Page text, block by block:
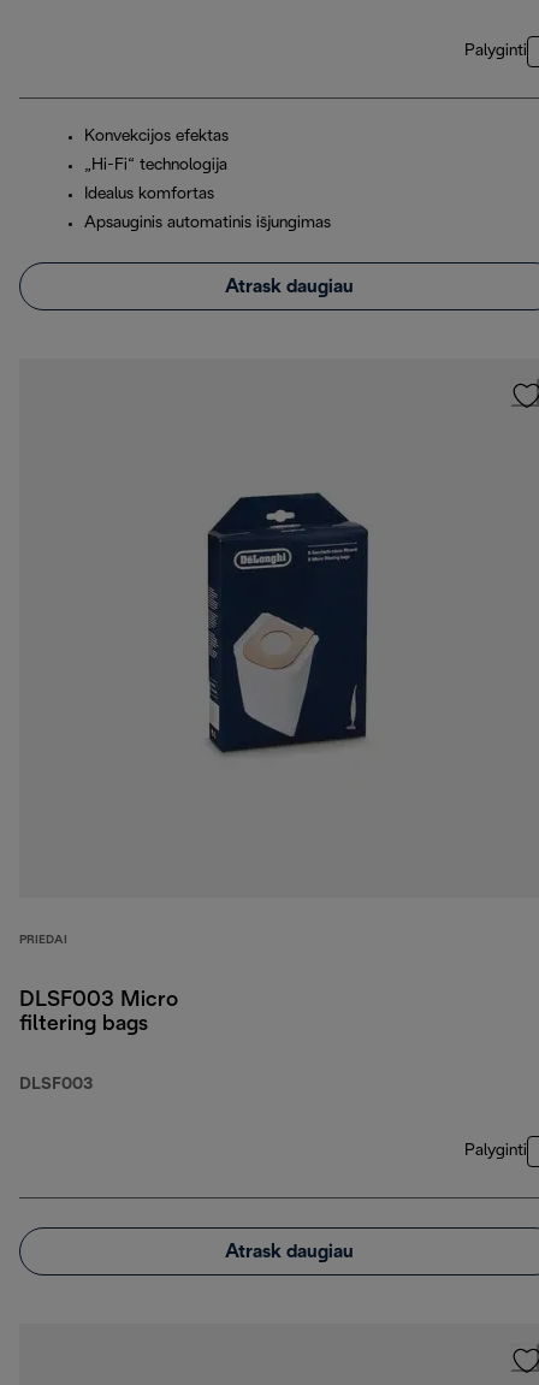
Palyginti
Konvekcijos efektas
„Hi-Fi“ technologija
Idealus komfortas
Apsauginis automatinis išjungimas
Atrask daugiau
PRIEDAI
DLSF003 Micro
filtering bags
DLSF003
Palyginti
Atrask daugiau